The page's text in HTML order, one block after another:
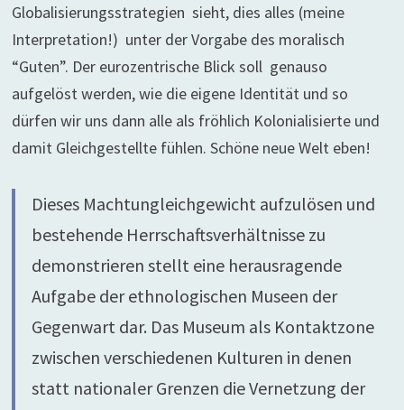
Globalisierungsstrategien sieht, dies alles (meine
Interpretation!) unter der Vorgabe des moralisch
“Guten”. Der eurozentrische Blick soll genauso
aufgelöst werden, wie die eigene Identität und so
dürfen wir uns dann alle als fröhlich Kolonialisierte und
damit Gleichgestellte fühlen. Schöne neue Welt eben!
Dieses Machtungleichgewicht aufzulösen und
bestehende Herrschaftsverhältnisse zu
demonstrieren stellt eine herausragende
Aufgabe der ethnologischen Museen der
Gegenwart dar. Das Museum als Kontaktzone
zwischen verschiedenen Kulturen in denen
statt nationaler Grenzen die Vernetzung der